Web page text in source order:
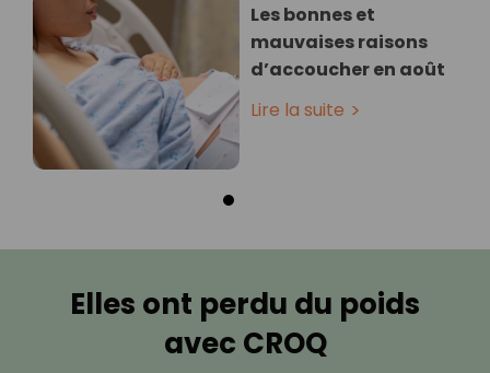
Les bonnes et
mauvaises raisons
d’accoucher en août
Lire la suite
Elles ont perdu du poids
avec CROQ